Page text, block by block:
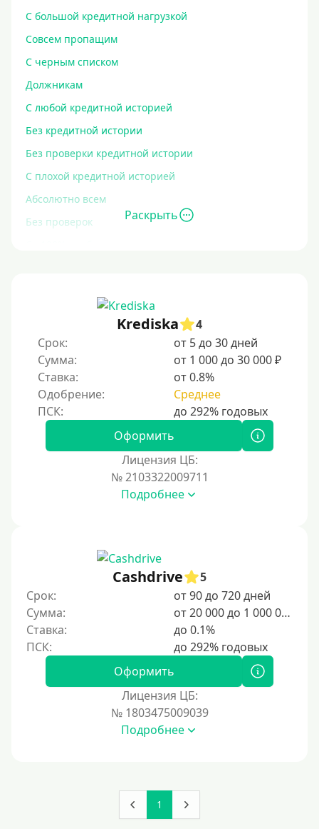
С большой кредитной нагрузкой
Совсем пропащим
С черным списком
Должникам
С любой кредитной историей
Без кредитной истории
Без проверки кредитной истории
С плохой кредитной историей
Абсолютно всем
Без проверок
С просрочками
Залог
Под залог ПТС
Без залога
Под залог недвижимости
Под ПТС по доверенности
Цель
На Новый Год
Для исправления кредитной истории
На погашение других займов
Раскрыть
Krediska
4
Срок:
от 5 до 30 дней
Сумма:
от 1 000 до 30 000 ₽
Ставка:
от 0.8%
Одобрение:
Среднее
Оформить
Лицензия ЦБ:
№ 2103322009711
Подробнее
Cashdrive
5
Срок:
от 90 до 720 дней
Сумма:
от 20 000 до 1 000 000 ₽
Ставка:
до 0.1%
Оформить
Лицензия ЦБ:
№ 1803475009039
Подробнее
1